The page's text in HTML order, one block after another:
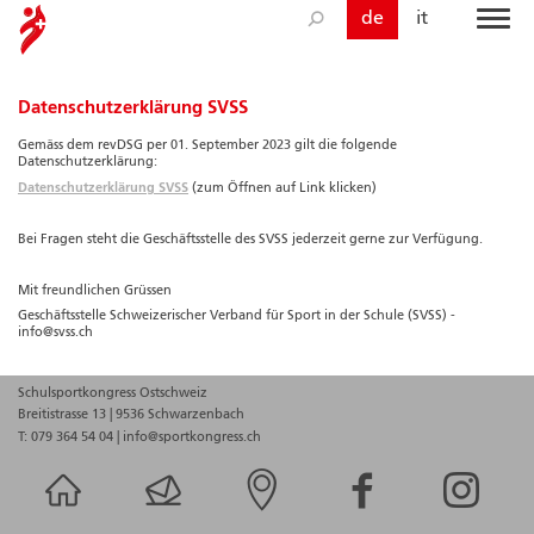
de it
Datenschutzerklärung SVSS
Gemäss dem revDSG per 01. September 2023 gilt die folgende
Datenschutzerklärung:
Datenschutzerklärung SVSS (zum Öffnen auf Link klicken)
Bei Fragen steht die Geschäftsstelle des SVSS jederzeit gerne zur Verfügung.
Mit freundlichen Grüssen
Geschäftsstelle Schweizerischer Verband für Sport in der Schule (SVSS) -
info@svss.ch
Schulsportkongress Ostschweiz
Breitistrasse 13
9536 Schwarzenbach
T: 079 364 54 04
info@sportkongress.ch